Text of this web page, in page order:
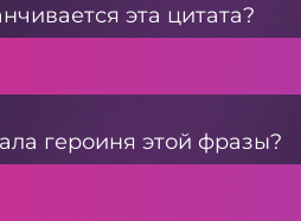
эта цитата?
героиня этой фразы?